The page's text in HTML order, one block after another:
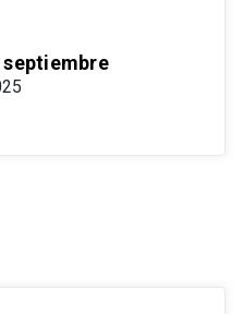
septiembre